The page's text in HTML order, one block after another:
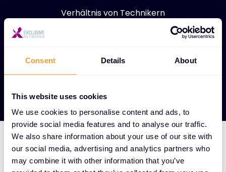
Consent Details About
This website uses cookies
We use cookies to personalise content and ads, to
provide social media features and to analyse our traffic.
We also share information about your use of our site with
our social media, advertising and analytics partners who
may combine it with other information that you’ve
Verhältnis von Technikern
Unsere Partner anzeigen
WIE WIR DAS MACHEN